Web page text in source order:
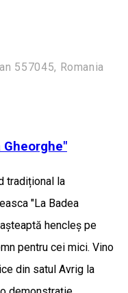
557045, Romania
Gheorghe"
tradițional la
"La Badea
hencleș pe
pentru cei mici. Vino
din satul Avrig la